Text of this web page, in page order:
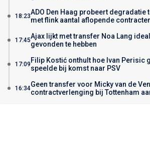
18:23ADO Den Haag probeert degradatie
met flink aantal aflopende
17:45Ajax lijkt met transfer Noa Lang
gevonden te hebben
17:09 Filip Kostić onthult hoe Ivan Perisic
speelde bij komst naar PSV
16:34Geen transfer voor Micky van de
contractverlenging bij Tottenham